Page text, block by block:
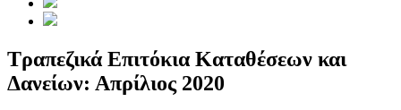
Τραπεζικά Επιτόκια Καταθέσεων και
Δανείων: Απρίλιος 2020